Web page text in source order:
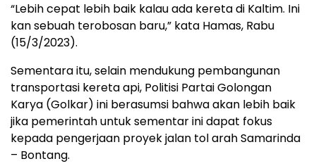
“Lebih cepat lebih baik kalau ada kereta di Kaltim. Ini
kan sebuah terobosan baru,” kata Hamas, Rabu
(15/3/2023).
Sementara itu, selain mendukung pembangunan
transportasi kereta api, Politisi Partai Golongan
Karya (Golkar) ini berasumsi bahwa akan lebih baik
jika pemerintah untuk sementar ini dapat fokus
kepada pengerjaan proyek jalan tol arah Samarinda
– Bontang.